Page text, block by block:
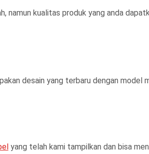
namun kualitas produk yang anda
desain yang terbaru dengan model
yang telah kami tampilkan dan bisa